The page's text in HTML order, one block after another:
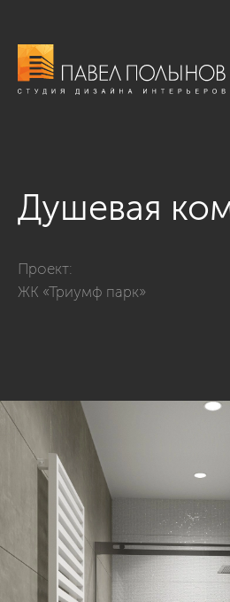
Душевая
Проект:
ЖК «Триумф парк»